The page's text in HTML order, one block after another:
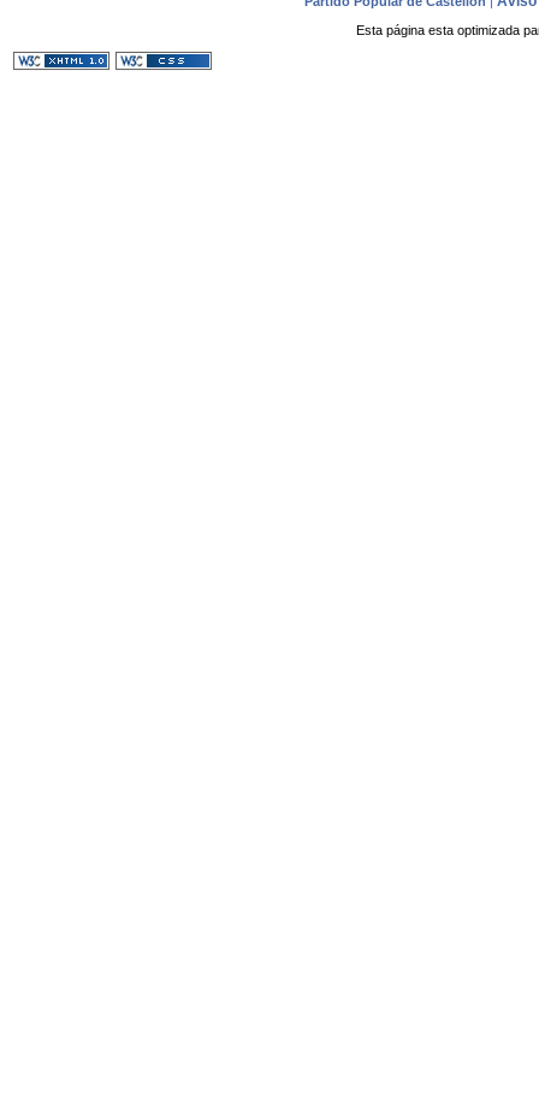
Esta página esta optimizada